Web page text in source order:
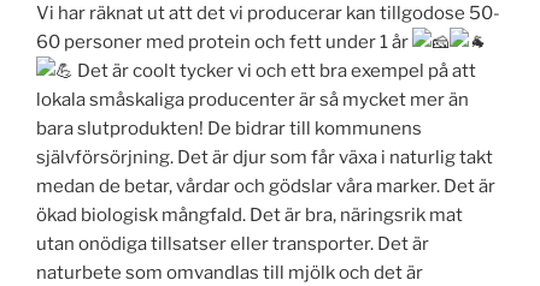
Vi har räknat ut att det vi producerar kan tillgodose 50-
60 personer med protein och fett under 1 år
Det är coolt tycker vi och ett bra exempel på att
lokala småskaliga producenter är så mycket mer än
bara slutprodukten! De bidrar till kommunens
självförsörjning. Det är djur som får växa i naturlig takt
medan de betar, vårdar och gödslar våra marker. Det är
ökad biologisk mångfald. Det är bra, näringsrik mat
utan onödiga tillsatser eller transporter. Det är
naturbete som omvandlas till mjölk och det är